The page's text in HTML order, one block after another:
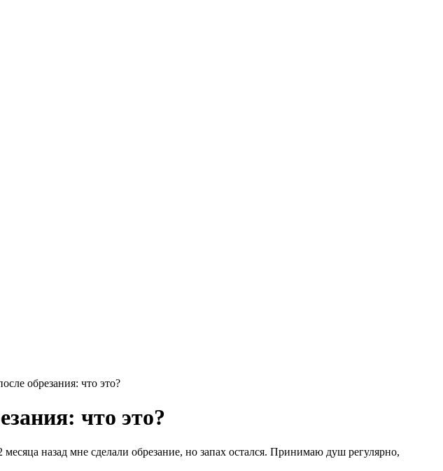
обрезания: что это?
что это?
назад мне сделали обрезание, но запах остался. Принимаю душ регулярно,